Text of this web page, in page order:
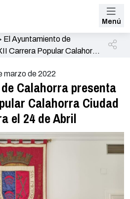
Menú
El Ayuntamiento de
Carrera Popular Calahorra
marzo de 2022
Calahorra presenta
Calahorra Ciudad
el 24 de Abril